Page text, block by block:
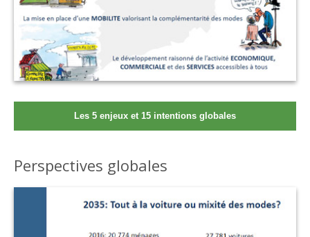
Les 5 enjeux et 15 intentions globales
Perspectives globales